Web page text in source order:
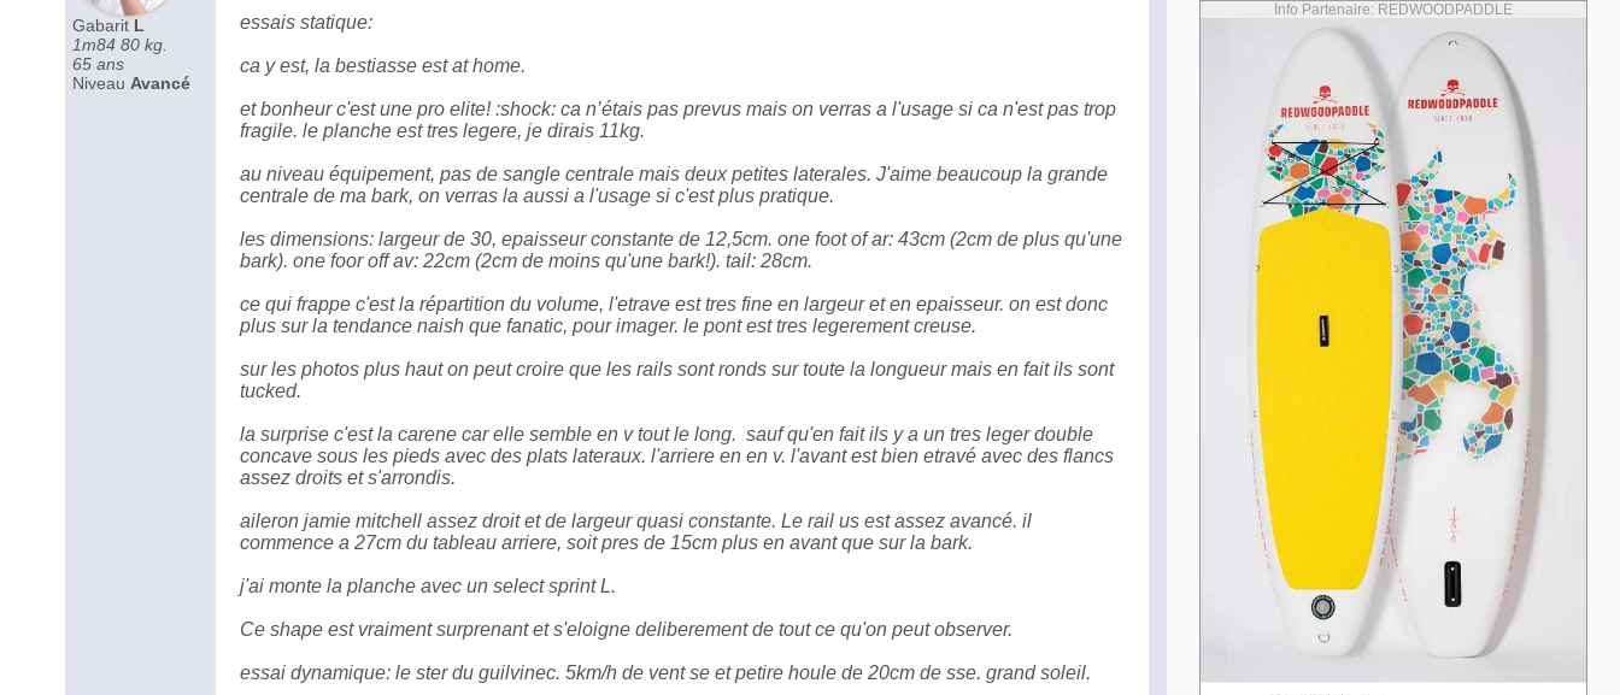
Gabarit L
1m84 80 kg.
65 ans
Niveau Avancé
essais statique:
ca y est, la bestiasse est at home.
et bonheur c'est une pro elite! :shock: ca n’étais pas prevus mais on verras a l'usage si ca n'est pas trop
fragile. le planche est tres legere, je dirais 11kg.
au niveau équipement, pas de sangle centrale mais deux petites laterales. J'aime beaucoup la grande
centrale de ma bark, on verras la aussi a l'usage si c'est plus pratique.
les dimensions: largeur de 30, epaisseur constante de 12,5cm. one foot of ar: 43cm (2cm de plus qu'une
bark). one foor off av: 22cm (2cm de moins qu'une bark!). tail: 28cm.
ce qui frappe c'est la répartition du volume, l'etrave est tres fine en largeur et en epaisseur. on est donc
plus sur la tendance naish que fanatic, pour imager. le pont est tres legerement creuse.
sur les photos plus haut on peut croire que les rails sont ronds sur toute la longueur mais en fait ils sont
tucked.
la surprise c'est la carene car elle semble en v tout le long. sauf qu'en fait ils y a un tres leger double
concave sous les pieds avec des plats lateraux. l'arriere en en v. l'avant est bien etravé avec des flancs
assez droits et s'arrondis.
aileron jamie mitchell assez droit et de largeur quasi constante. Le rail us est assez avancé. il
commence a 27cm du tableau arriere, soit pres de 15cm plus en avant que sur la bark.
j'ai monte la planche avec un select sprint L.
Ce shape est vraiment surprenant et s'eloigne deliberement de tout ce qu'on peut observer.
essai dynamique: le ster du guilvinec. 5km/h de vent se et petire houle de 20cm de sse. grand soleil.
Info Partenaire: REDWOODPADDLE